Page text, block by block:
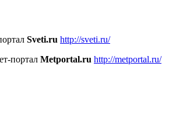
Sveti.ru http://sveti.ru/
портал Metportal.ru http://metportal.ru/